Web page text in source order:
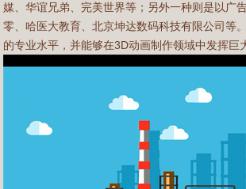
媒、华谊兄弟、完美世界等；另外一种则是以广
零、哈医大教育、北京坤达数码科技有限公司等
的专业水平，并能够在3D动画制作领域中发挥巨